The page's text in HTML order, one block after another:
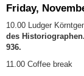
Friday,
10.00 Ludger
des
936.
11.00 Coffee break